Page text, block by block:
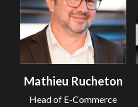
Mathieu Rucheton
Head of E-Commerce